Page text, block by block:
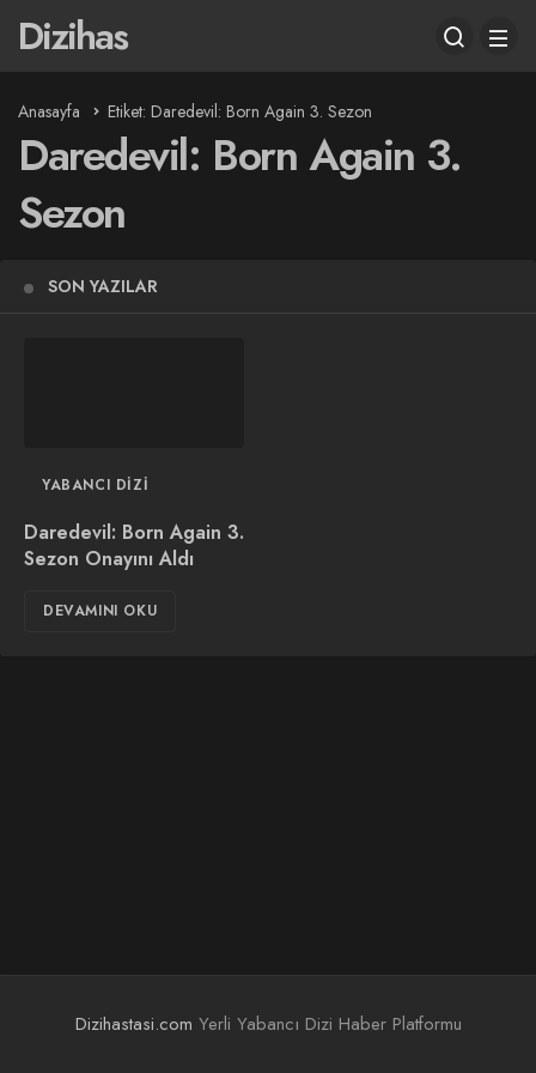
Dizihas
Anasayfa Etiket: Daredevil: Born Again 3. Sezon
Daredevil: Born Again 3.
Sezon
SON YAZILAR
YABANCI DIZI
Daredevil: Born Again 3.
Sezon Onayını Aldı
DEVAMINI OKU
Dizihastasi.com Yerli Yabancı Dizi Haber Platformu